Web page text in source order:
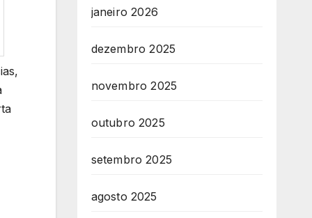
janeiro 2026
dezembro 2025
novembro 2025
outubro 2025
setembro 2025
agosto 2025